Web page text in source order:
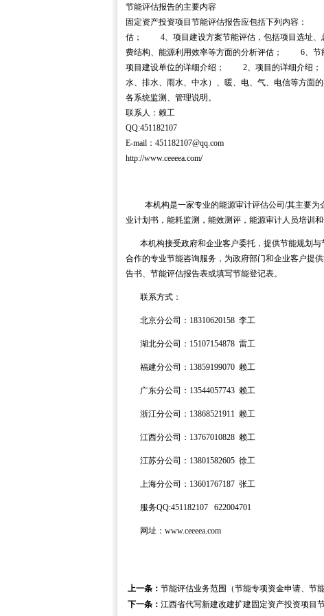
节能评估报告的主要内容
固定资产投资项目节能评估报告应包括下列内容
估； 4、项目建设方案节能评估，包括项目选址、
费结构、能源利用效率等方面的分析评估； 6
项目建设单位的详细介绍； 2、项目的详细介绍
水、排水、雨水、中水）、暖、电、气、电信等
各系统监测、管理说明。
联系人：赖工
QQ:451182107
E-mail：451182107@qq.com
http://www.ceeeea.com/
本机构是一家专业的能源审计评估公司 /其主要为
业计划书，能耗监测，能效测评，能源审计人员培训和
本机构接受政府和企业客户委托，提供节能规划
合作的专业节能咨询服务，为政府部门和企业客户提
告书、节能评估报告表或填写节能登记表。
联系方式：
北京分公司： 18310620158 李工
湖北分公司： 15107154878 雷工
福建分公司： 13859199070 赖工
广东分公司： 13544057743 赖工
浙江分公司： 13868521911 赖工
江西分公司： 13767010828 赖工
江苏分公司： 13801582605 徐工
上海分公司： 13601767187 张工
服务QQ:451182107 622004701
网址： www.ceeeea.com
上一条： 节能评估业务范围（节能专项资金申请、节
下一条： 江西省代写新建改建扩建固定资产投资项目